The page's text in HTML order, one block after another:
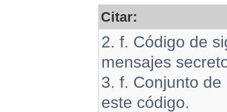
Citar:
2. f. Código de
mensajes
3. f. Conjunto
este código.